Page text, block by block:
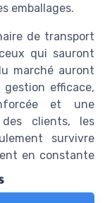
emballages.
de transport
qui sauront
marché auront
efficace,
et une
clients, les
survivre
en constante